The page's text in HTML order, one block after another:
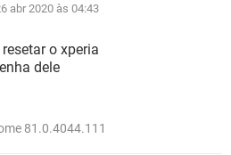
FACEBOOK
GMAIL
FACEBOOK
abr 2020 às 04:43
o xperia
dele
81.0.4044.111